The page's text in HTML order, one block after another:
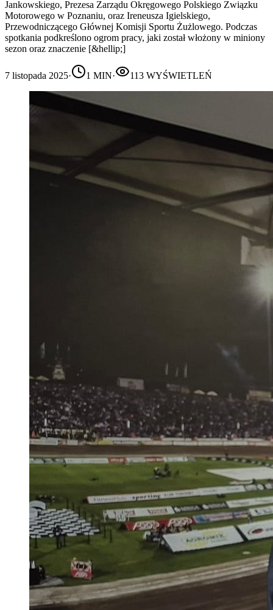
Jankowskiego, Prezesa Zarządu Okręgowego Polskiego Związku
Motorowego w Poznaniu, oraz Ireneusza Igielskiego,
Przewodniczącego Głównej Komisji Sportu Żużlowego. Podczas
spotkania podkreślono ogrom pracy, jaki został włożony w miniony
sezon oraz znaczenie [&hellip;]
7 listopada 2025· 1 MIN· 113 WYŚWIETLEŃ